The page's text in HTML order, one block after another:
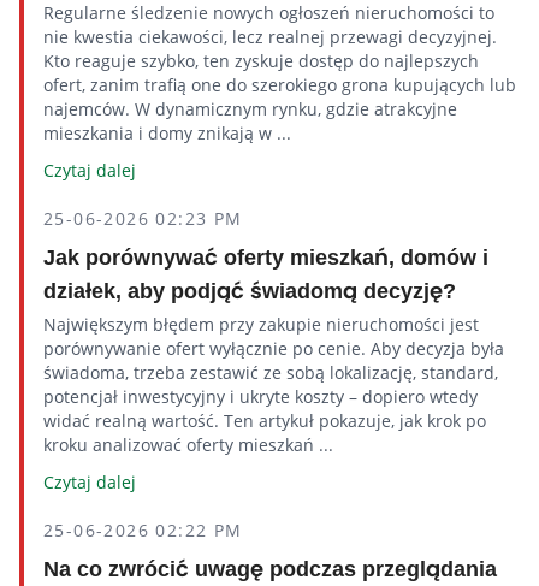
Regularne śledzenie nowych ogłoszeń nieruchomości to
nie kwestia ciekawości, lecz realnej przewagi decyzyjnej.
Kto reaguje szybko, ten zyskuje dostęp do najlepszych
ofert, zanim trafią one do szerokiego grona kupujących lub
najemców. W dynamicznym rynku, gdzie atrakcyjne
mieszkania i domy znikają w ...
Czytaj dalej
25-06-2026 02:23 PM
Jak porównywać oferty mieszkań, domów i
działek, aby podjąć świadomą decyzję?
Największym błędem przy zakupie nieruchomości jest
porównywanie ofert wyłącznie po cenie. Aby decyzja była
świadoma, trzeba zestawić ze sobą lokalizację, standard,
potencjał inwestycyjny i ukryte koszty – dopiero wtedy
widać realną wartość. Ten artykuł pokazuje, jak krok po
kroku analizować oferty mieszkań ...
Czytaj dalej
25-06-2026 02:22 PM
Na co zwrócić uwagę podczas przeglądania